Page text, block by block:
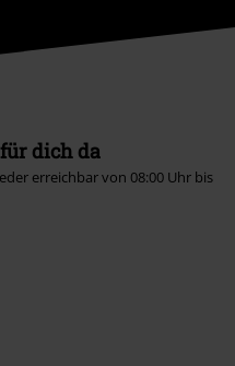
dich da
erreichbar von 08:00 Uhr bis